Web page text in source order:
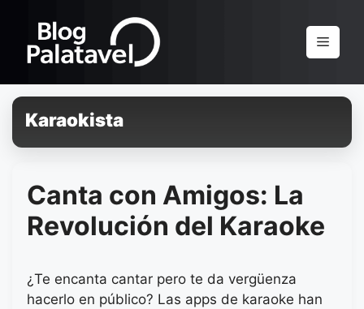
Menu
Karaokista
Canta con Amigos: La
Revolución del Karaoke
¿Te encanta cantar pero te da vergüenza
hacerlo en público? Las apps de karaoke han